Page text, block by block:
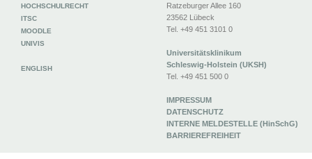
Ratzeburger Allee 160
23562 Lübeck
Tel. +49 451 3101 0
Universitätsklinikum
Schleswig-Holstein (UKSH)
Tel. +49 451 500 0
IMPRESSUM
DATENSCHUTZ
INTERNE MELDESTELLE (HinSchG)
BARRIEREFREIHEIT
HOCHSCHULRECHT
ITSC
MOODLE
UNIVIS
ENGLISH